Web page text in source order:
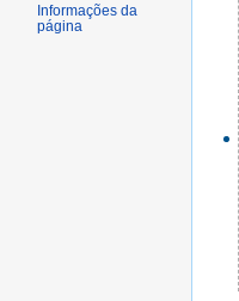
Informações da
página